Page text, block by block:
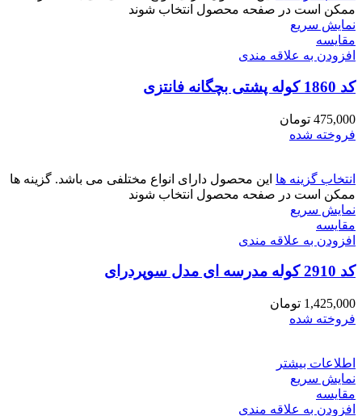
ممکن است در صفحه محصول انتخاب شوند
نمایش سریع
مقايسه
افزودن به علاقه مندی
کد 1860 کوله پشتی بچگانه فانتزی
475,000 تومان
فروخته شده
انتخاب گزینه ها این محصول دارای انواع مختلفی می باشد. گزینه ها
ممکن است در صفحه محصول انتخاب شوند
نمایش سریع
مقايسه
افزودن به علاقه مندی
کد 2910 کوله مدرسه ای مدل سوپردرای
1,425,000 تومان
فروخته شده
اطلاعات بیشتر
نمایش سریع
مقايسه
افزودن به علاقه مندی